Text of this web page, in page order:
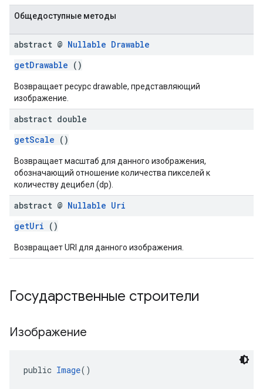
Общедоступные методы
abstract @ Nullable Drawable
getDrawable ()
Возвращает ресурс drawable, представляющий
изображение.
abstract double
getScale ()
Возвращает масштаб для данного изображения,
обозначающий отношение количества пикселей к
количеству децибел (dp).
abstract @ Nullable Uri
getUri ()
Возвращает URI для данного изображения.
Государственные строители
Изображение
public Image()